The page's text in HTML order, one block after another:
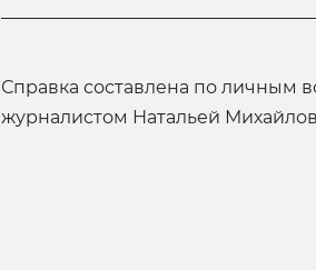
Справка составлена по личным воспоминаниям, записанным
журналистом Натальей